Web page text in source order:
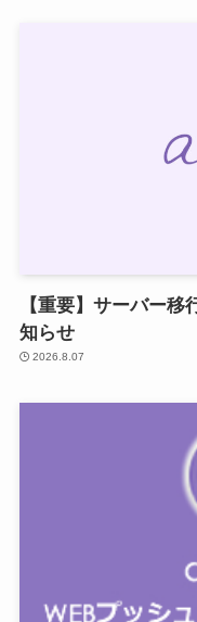
【重要】サーバー
知らせ
2026.8.07